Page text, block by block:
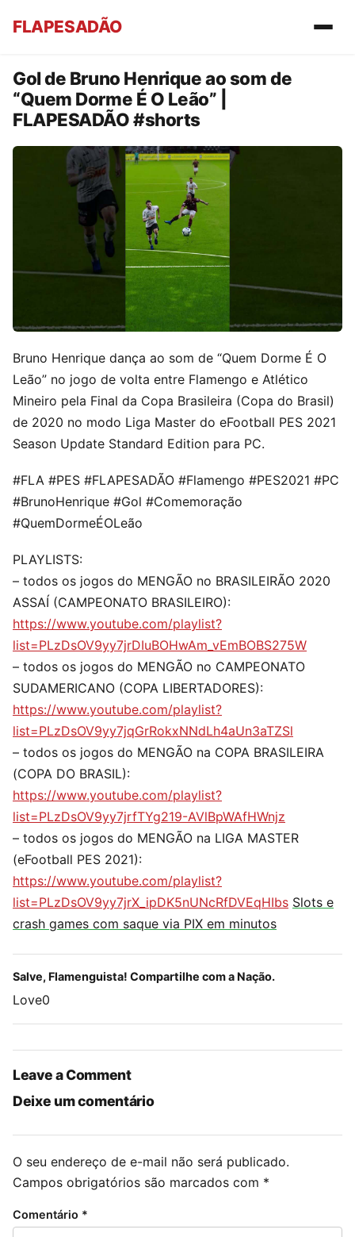
FLAPESADÃO
Gol de Bruno Henrique ao som de
“Quem Dorme É O Leão” |
FLAPESADÃO #shorts
Bruno Henrique dança ao som de “Quem Dorme É O
Leão” no jogo de volta entre Flamengo e Atlético
Mineiro pela Final da Copa Brasileira (Copa do Brasil)
de 2020 no modo Liga Master do eFootball PES 2021
Season Update Standard Edition para PC.
#FLA #PES #FLAPESADÃO #Flamengo #PES2021 #PC
#BrunoHenrique #Gol #Comemoração
#QuemDormeÉOLeão
PLAYLISTS:
– todos os jogos do MENGÃO no BRASILEIRÃO 2020
ASSAÍ (CAMPEONATO BRASILEIRO):
https://www.youtube.com/playlist?
list=PLzDsOV9yy7jrDIuBOHwAm_vEmBOBS275W
– todos os jogos do MENGÃO no CAMPEONATO
SUDAMERICANO (COPA LIBERTADORES):
https://www.youtube.com/playlist?
list=PLzDsOV9yy7jqGrRokxNNdLh4aUn3aTZSl
– todos os jogos do MENGÃO na COPA BRASILEIRA
(COPA DO BRASIL):
https://www.youtube.com/playlist?
list=PLzDsOV9yy7jrfTYg219-AVlBpWAfHWnjz
– todos os jogos do MENGÃO na LIGA MASTER
(eFootball PES 2021):
https://www.youtube.com/playlist?
list=PLzDsOV9yy7jrX_ipDK5nUNcRfDVEqHIbs Slots e
crash games com saque via PIX em minutos
Salve, Flamenguista! Compartilhe com a Nação.
Love0
Leave a Comment
Deixe um comentário
O seu endereço de e-mail não será publicado.
Campos obrigatórios são marcados com *
Comentário *